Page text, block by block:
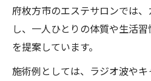
リンパテックやイン
むくみ・脂肪悩みに
サエラやTbpで体感
くずはエリアの痩身
府枚方市のエステサロンでは
し、一人ひとりの体質や生活
を提案しています。
施術例としては、ラジオ波や